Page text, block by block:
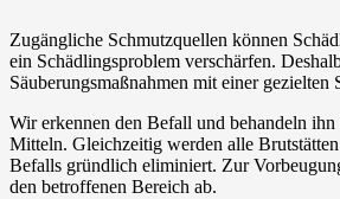
Zugängliche Schmutzquellen können
ein Schädlingsproblem verschärfen.
Säuberungsmaßnahmen mit einer gezielten
Wir erkennen den Befall und behandeln
Mitteln. Gleichzeitig werden alle
Befalls gründlich eliminiert. Zur
den betroffenen Bereich ab.